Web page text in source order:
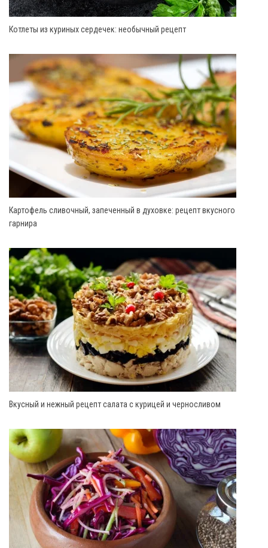
Котлеты из куриных сердечек: необычный рецепт
Картофель сливочный, запеченный в духовке: рецепт вкусного
гарнира
Вкусный и нежный рецепт салата с курицей и черносливом